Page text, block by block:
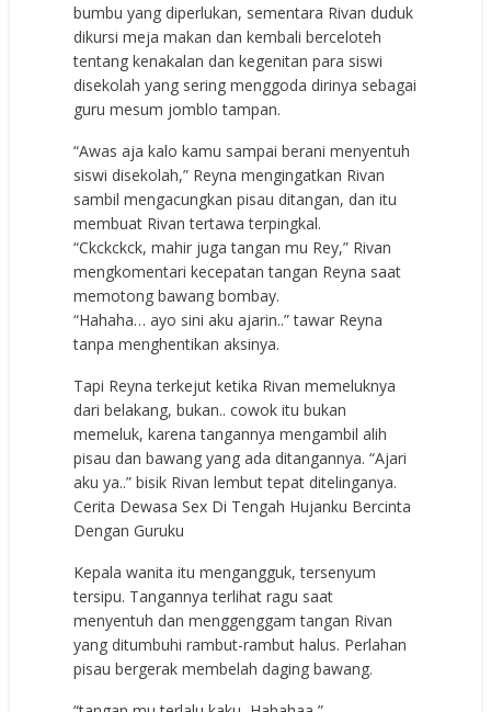
bumbu yang diperlukan, sementara Rivan duduk
dikursi meja makan dan kembali berceloteh
tentang kenakalan dan kegenitan para siswi
disekolah yang sering menggoda dirinya sebagai
guru mesum jomblo tampan.
“Awas aja kalo kamu sampai berani menyentuh
siswi disekolah,” Reyna mengingatkan Rivan
sambil mengacungkan pisau ditangan, dan itu
membuat Rivan tertawa terpingkal.
“Ckckckck, mahir juga tangan mu Rey,” Rivan
mengkomentari kecepatan tangan Reyna saat
memotong bawang bombay.
“Hahaha… ayo sini aku ajarin..” tawar Reyna
tanpa menghentikan aksinya.
Tapi Reyna terkejut ketika Rivan memeluknya
dari belakang, bukan.. cowok itu bukan
memeluk, karena tangannya mengambil alih
pisau dan bawang yang ada ditangannya. “Ajari
aku ya..” bisik Rivan lembut tepat ditelinganya.
Cerita Dewasa Sex Di Tengah Hujanku Bercinta
Dengan Guruku
Kepala wanita itu mengangguk, tersenyum
tersipu. Tangannya terlihat ragu saat
menyentuh dan menggenggam tangan Rivan
yang ditumbuhi rambut-rambut halus. Perlahan
pisau bergerak membelah daging bawang.